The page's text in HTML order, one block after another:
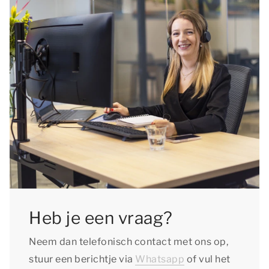
Heb je een vraag?
Neem dan telefonisch contact met ons op,
stuur een berichtje via Whatsapp of vul het